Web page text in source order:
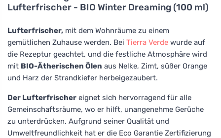
Lufterfrischer - BIO Winter Dreaming (100 ml)
Lufterfrischer, mit dem Wohnräume zu einem
gemütlichen Zuhause werden. Bei Tierra Verde wurde auf
die Rezeptur geachtet, und die festliche Atmosphäre wird
mit BIO-Ätherischen Ölen aus Nelke, Zimt, süßer Orange
und Harz der Strandkiefer herbeigezaubert.
Der Lufterfrischer eignet sich hervorragend für alle
Gemeinschaftsräume, wo er hilft, unangenehme Gerüche
zu unterdrücken. Aufgrund seiner Qualität und
Umweltfreundlichkeit hat er die Eco Garantie Zertifizierung